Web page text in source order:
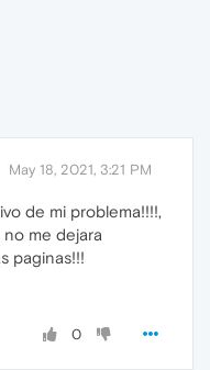
May 18, 2021, 3:21 PM
de mi problema!!!!,
me dejara
paginas!!!
0